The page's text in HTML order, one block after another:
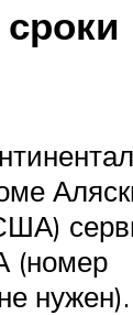
нужен).